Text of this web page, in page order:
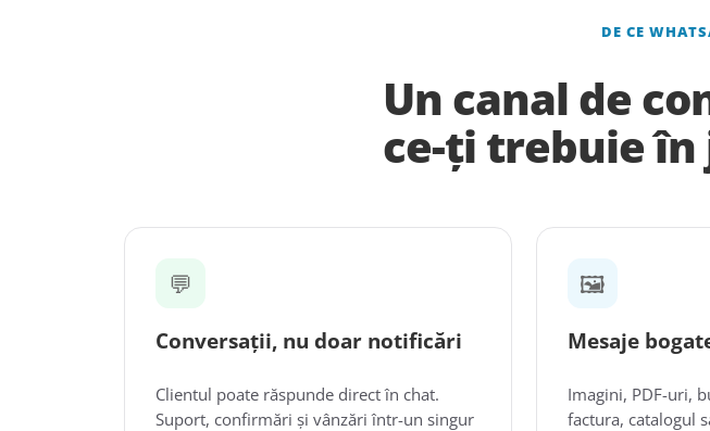
DE CE
Un canal de
ce-ți trebuie în
💬
Conversații, nu doar notificări
Clientul poate răspunde direct în chat.
Suport, confirmări și vânzări într-un singur
🖼️
Mesaje
Imagini, PDF-uri,
factura, catalogul